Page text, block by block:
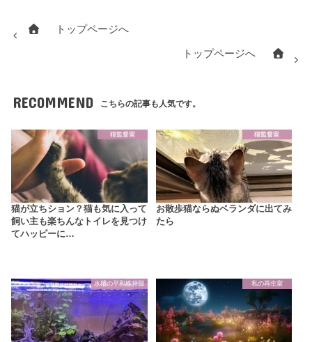
トップページへ
トップページへ
RECOMMEND こちらの記事も人気です。
猫監督室
猫が立ちション？猫も気に入って
飼い主も楽ちんなトイレを見つけ
てハッピーに…
猫監督室
お散歩猫ならぬベランダに出てみ
たら
水槽の平和維持部 私の再生室